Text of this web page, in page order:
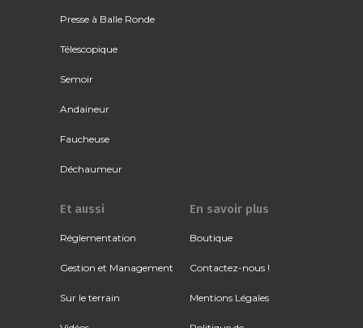
Presse à Balle Ronde
Télescopique
Semoir
Andaineur
Faucheuse
Déchaumeur
Et aussi
Réglementation
Gestion et Management
Sur le terrain
En savoir plus
Boutique
Contactez-nous !
Mentions Légales